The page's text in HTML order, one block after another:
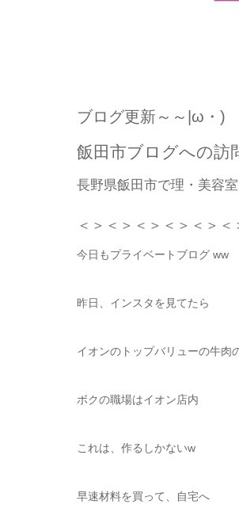
ブログ更新～～|ω・)
飯田市ブログへの訪
長野県飯田市で理・美容
＜＞＜＞＜＞＜＞＜＞
今日もプライベートブログ ww
昨日、インスタを見てたら
イオンのトップバリューの牛肉
ボクの職場はイオン店内
これは、作るしかないw
早速材料を買って、自宅へ